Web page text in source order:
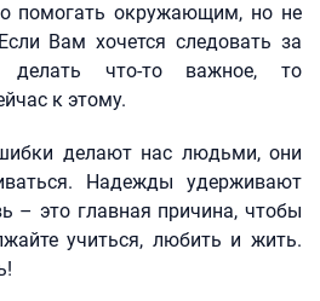
помогать окружающим, но не
Вам хочется следовать за
что-то важное, то
к этому.
делают нас людьми, они
Надежды удерживают
– это главная причина, чтобы
учиться, любить и жить.